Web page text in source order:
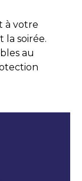
à votre
la soirée.
au